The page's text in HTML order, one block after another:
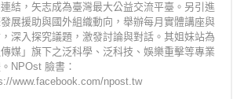
結，矢志成為臺灣最大公益交流平臺。另引進
發展援助與國外組織動向，舉辦每月實體講座與
深入探究議題，激發討論與對話。其姐妹站為
傳媒」旗下之泛科學、泛科技、娛樂重擊等專業
NPOst 臉書：
www.facebook.com/npost.tw